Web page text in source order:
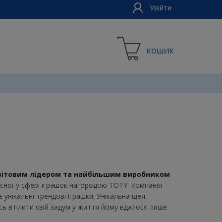
Увійти
КОШИК
лідером та найбільшим виробником
у сфері іграшок нагородою TOTY. Компанія
трендові іграшки. Унікальна ідея
втілити свій задум у життя йому вдалося лише